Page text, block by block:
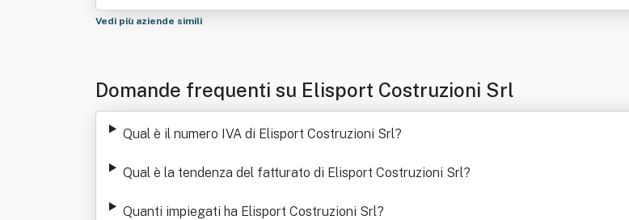
Vedi più aziende simili
Domande frequenti su Elisport Costruzioni Srl
Qual è il numero IVA di Elisport Costruzioni Srl?
Qual è la tendenza del fatturato di Elisport Costruzioni Srl?
Quanti impiegati ha Elisport Costruzioni Srl?